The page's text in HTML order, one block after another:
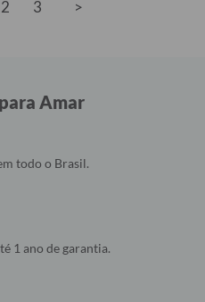
2 3 >
Amar
todo o Brasil.
1 ano de garantia.